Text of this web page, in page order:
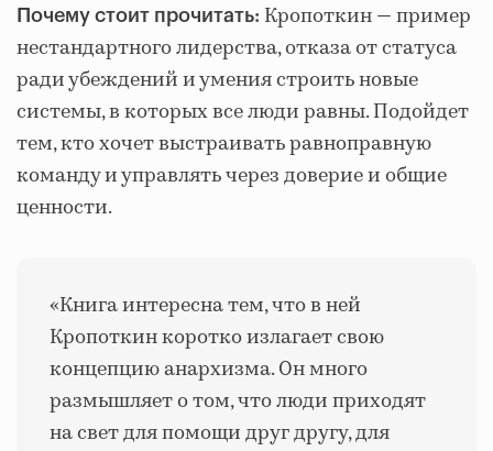
Почему стоит прочитать: Кропоткин — пример
нестандартного лидерства, отказа от статуса
ради убеждений и умения строить новые
системы, в которых все люди равны. Подойдет
тем, кто хочет выстраивать равноправную
команду и управлять через доверие и общие
ценности.
«Книга интересна тем, что в ней
Кропоткин коротко излагает свою
концепцию анархизма. Он много
размышляет о том, что люди приходят
на свет для помощи друг другу, для